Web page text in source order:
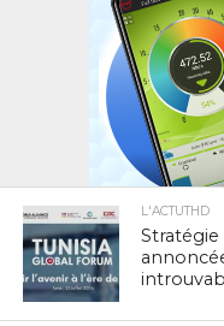
L'ACTUTHD
Stratégie